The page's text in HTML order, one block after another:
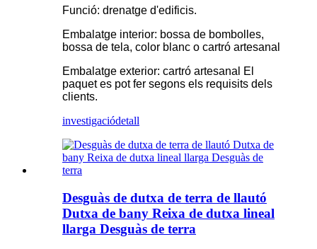
Funció: drenatge d'edificis.
Embalatge interior: bossa de bombolles,
bossa de tela, color blanc o cartró artesanal
Embalatge exterior: cartró artesanal El
paquet es pot fer segons els requisits dels
clients.
investigaciódetall
Desguàs de dutxa de terra de llautó
Dutxa de bany Reixa de dutxa lineal
llarga Desguàs de terra